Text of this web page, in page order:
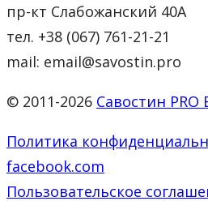
пр-кт Слабожанский 40А
тел. +38 (067) 761-21-21
mail: email@savostin.pro
© 2011-2026 Савостин PRO
Политика
facebook.com
Пользовательское